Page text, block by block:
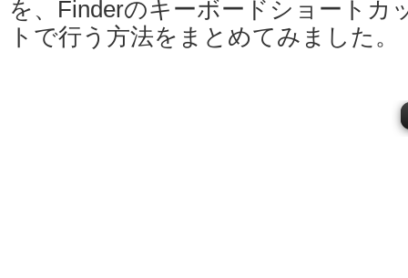
を、Finderのキーボードショートカ
トで行う方法をまとめてみました。